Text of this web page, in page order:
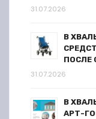
31.07.2026
В
ПОСЛЕ
31.07.2026
В
АРТ-